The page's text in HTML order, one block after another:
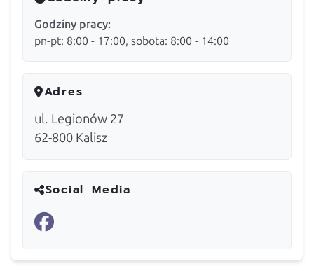
Godziny pracy:
pn-pt: 8:00 - 17:00, sobota: 8:00 - 14:00
Adres
ul. Legionów 27
62-800 Kalisz
Social Media